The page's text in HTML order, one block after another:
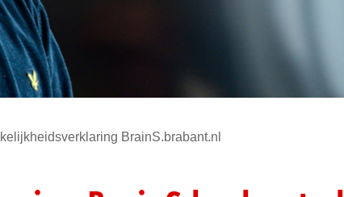
BrainS.brabant.nl